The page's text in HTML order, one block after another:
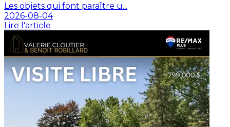
Les objets qui font paraître u...
2026-08-04
Lire l'article